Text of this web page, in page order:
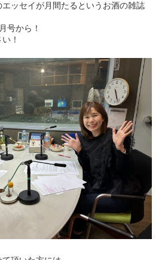
ッセイが月間たるというお酒の雑誌
号から！
！